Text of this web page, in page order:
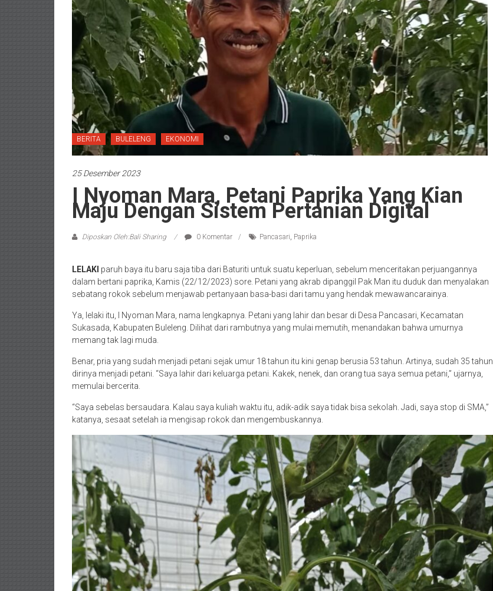
BERITA BULELENG EKONOMI
25 Desember 2023
I Nyoman Mara, Petani Paprika Yang Kian
Maju Dengan Sistem Pertanian Digital
Diposkan Oleh:Bali Sharing 0 Komentar Pancasari, Paprika
LELAKI paruh baya itu baru saja tiba dari Baturiti untuk suatu keperluan, sebelum menceritakan perjuangannya
dalam bertani paprika, Kamis (22/12/2023) sore. Petani yang akrab dipanggil Pak Man itu duduk dan menyalakan
sebatang rokok sebelum menjawab pertanyaan basa-basi dari tamu yang hendak mewawancarainya.
Ya, lelaki itu, I Nyoman Mara, nama lengkapnya. Petani yang lahir dan besar di Desa Pancasari, Kecamatan
Sukasada, Kabupaten Buleleng. Dilihat dari rambutnya yang mulai memutih, menandakan bahwa umurnya
memang tak lagi muda.
Benar, pria yang sudah menjadi petani sejak umur 18 tahun itu kini genap berusia 53 tahun. Artinya, sudah 35 tahun
dirinya menjadi petani. “Saya lahir dari keluarga petani. Kakek, nenek, dan orang tua saya semua petani,” ujarnya,
memulai bercerita.
“Saya sebelas bersaudara. Kalau saya kuliah waktu itu, adik-adik saya tidak bisa sekolah. Jadi, saya stop di SMA,”
katanya, sesaat setelah ia mengisap rokok dan mengembuskannya.